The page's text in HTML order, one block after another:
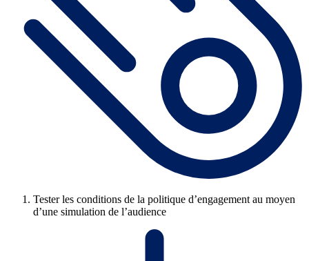
Tester les conditions de la politique d’engagement au moyen
d’une simulation de l’audience